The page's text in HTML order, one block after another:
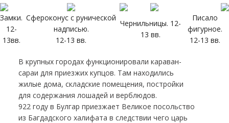
Замки.
12-
13вв.
Сфероконус с рунической
надписью.
12-13 вв.
Чернильницы. 12-
13 вв.
Писало
фигурное.
12-13 вв.
В крупных городах функционировали караван-
сараи для приезжих купцов. Там находились
жилые дома, складские помещения, постройки
для содержания лошадей и верблюдов.
922 году в Булгар приезжает Великое посольство
из Багдадского халифата в следствии чего царь